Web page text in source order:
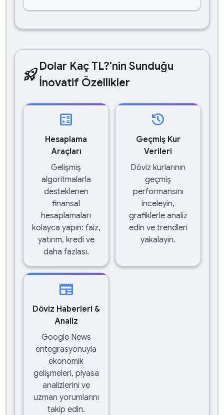
rocket_launchDolar Kaç TL?'nin Sunduğu
İnovatif Özellikler
calculate
Hesaplama
Araçları
Gelişmiş
algoritmalarla
desteklenen
finansal
hesaplamaları
kolayca yapın: faiz,
yatırım, kredi ve
daha fazlası.
history
Geçmiş Kur
Verileri
Döviz kurlarının
geçmiş
performansını
inceleyin,
grafiklerle analiz
edin ve trendleri
yakalayın.
newspaper
Döviz Haberleri &
Analiz
Google News
entegrasyonuyla
ekonomik
gelişmeleri, piyasa
analizlerini ve
uzman yorumlarını
takip edin.